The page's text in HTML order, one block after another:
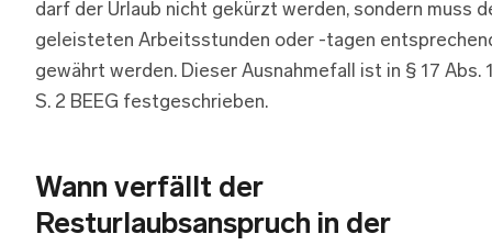
darf der Urlaub nicht gekürzt werden, sondern muss
geleisteten Arbeitsstunden oder -tagen
gewährt werden. Dieser Ausnahmefall ist in § 17 Abs.
S. 2 BEEG festgeschrieben.
Wann verfällt der
Resturlaubsanspruch in der